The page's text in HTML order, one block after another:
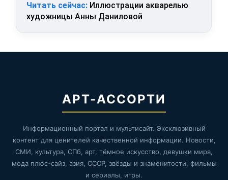
Читать сейчас: Иллюстрации акварелью
художницы Анны Даниловой
АРТ-АССОРТИ
Информационный портал и мультисайт. Эксклюзивный
контент для ценителей качественной информации. Новости,
СМИ, культура, СПб, арт, тёмное искусство, девушки мира,
мода плюс-сайз, азия, СССР, звёзды и знаменитости, фильмы
и сериалы, игры.